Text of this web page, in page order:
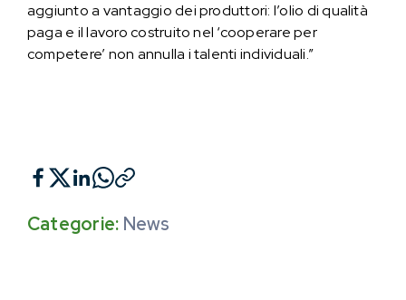
aggiunto a vantaggio dei produttori: l’olio di qualità
paga e il lavoro costruito nel ‘cooperare per
competere’ non annulla i talenti individuali.”
Categorie: News